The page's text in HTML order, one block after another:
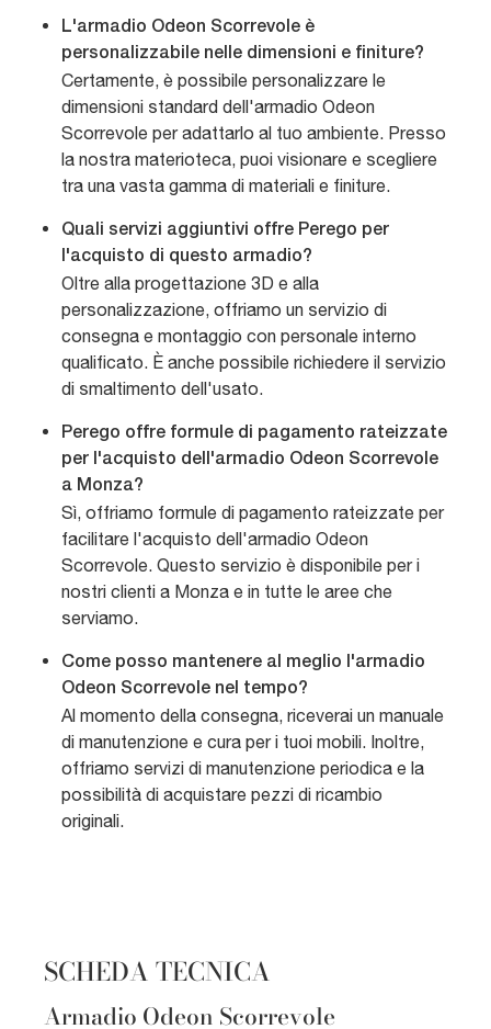
L'armadio Odeon Scorrevole è
personalizzabile nelle dimensioni e finiture?
Certamente, è possibile personalizzare le
dimensioni standard dell'armadio Odeon
Scorrevole per adattarlo al tuo ambiente. Presso
la nostra materioteca, puoi visionare e scegliere
tra una vasta gamma di materiali e finiture.
Quali servizi aggiuntivi offre Perego per
l'acquisto di questo armadio?
Oltre alla progettazione 3D e alla
personalizzazione, offriamo un servizio di
consegna e montaggio con personale interno
qualificato. È anche possibile richiedere il servizio
di smaltimento dell'usato.
Perego offre formule di pagamento rateizzate
per l'acquisto dell'armadio Odeon Scorrevole
a Monza?
Sì, offriamo formule di pagamento rateizzate per
facilitare l'acquisto dell'armadio Odeon
Scorrevole. Questo servizio è disponibile per i
nostri clienti a Monza e in tutte le aree che
serviamo.
Come posso mantenere al meglio l'armadio
Odeon Scorrevole nel tempo?
Al momento della consegna, riceverai un manuale
di manutenzione e cura per i tuoi mobili. Inoltre,
offriamo servizi di manutenzione periodica e la
possibilità di acquistare pezzi di ricambio
originali.
SCHEDA TECNICA
Armadio Odeon Scorrevole